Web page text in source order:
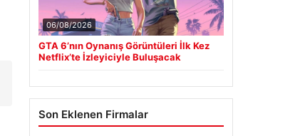
06/08/2026
GTA 6’nın Oynanış Görüntüleri İlk Kez
Netflix’te İzleyiciyle Buluşacak
Son Eklenen Firmalar